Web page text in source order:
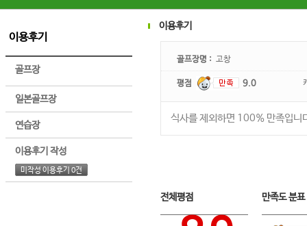
이용후기
골프장
일본골프장
연습장
이용후기 작성
미작성 이용후기 0건
이용후기
골프장명 : 고창
평점 9.0
식사를 제외하면 100% 만족입니
전체평점 만족도 분